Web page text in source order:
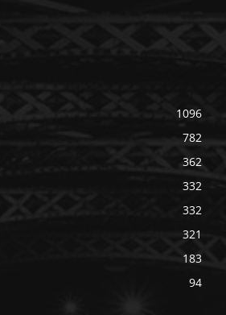
1096
782
362
332
332
321
183
94